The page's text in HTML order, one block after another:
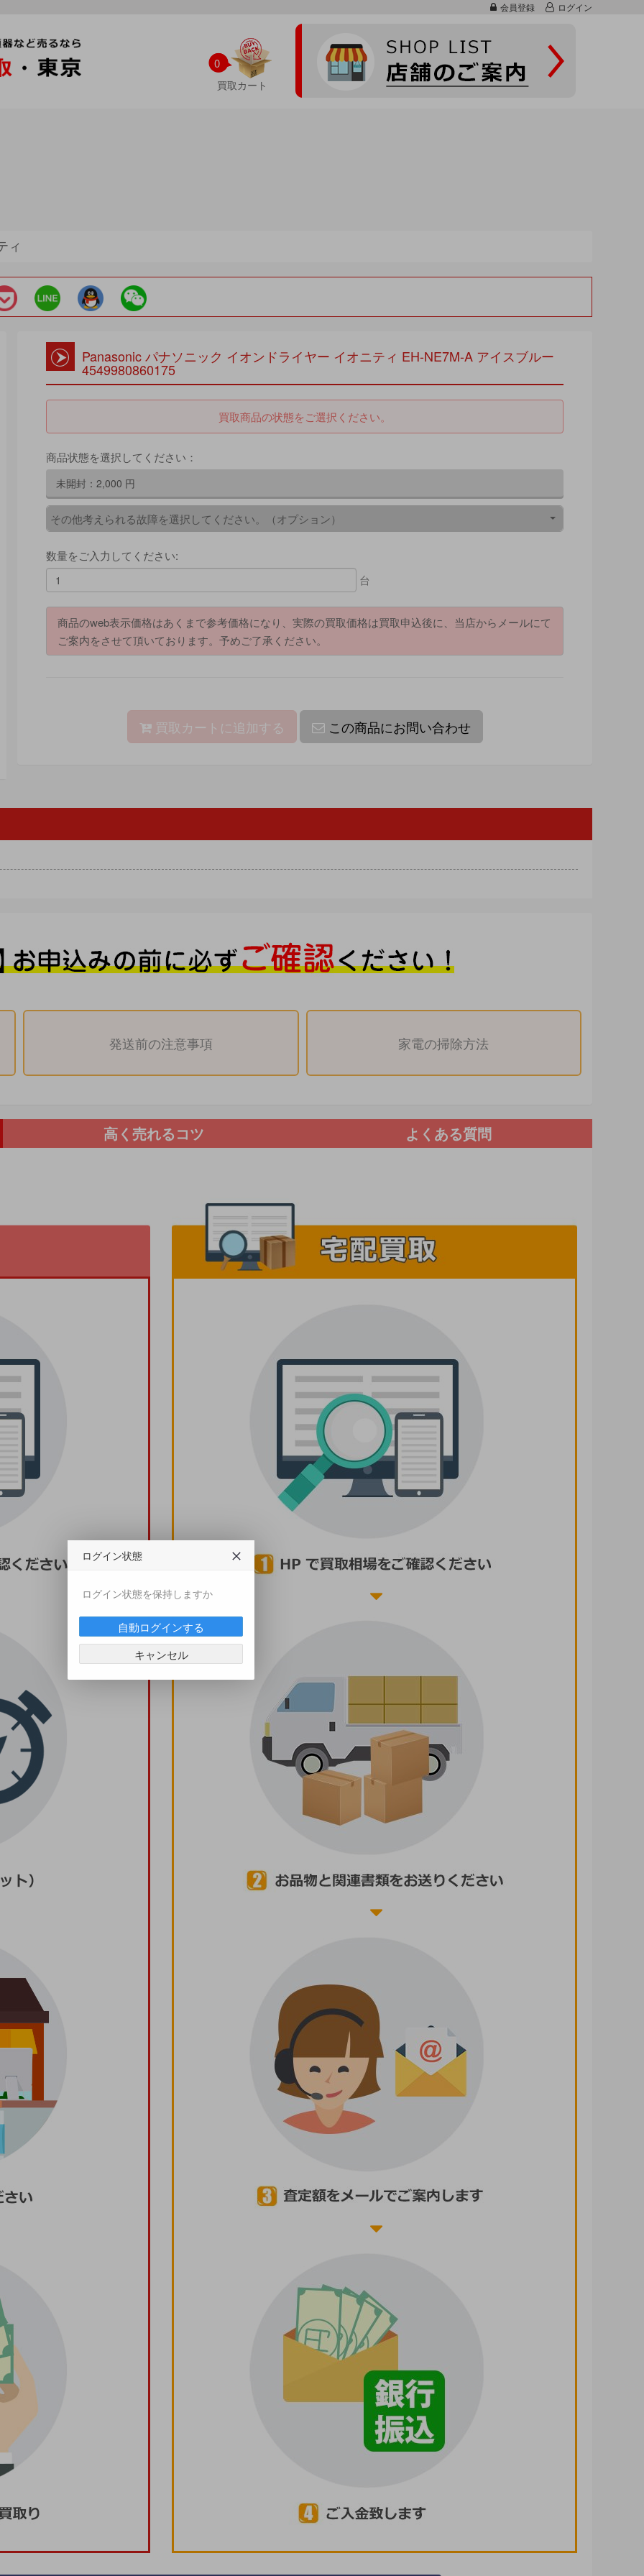
会員登録 ログイン
0
買取カート
ィ
Panasonic パナソニック イオンドライヤー イオニティ EH-NE7M-A アイスブルー
4549980860175
買取商品の状態をご選択ください。
商品状態を選択してください：
未開封： 2,000 円
その他考えられる故障を選択してください。（オプション）
数量をご入力してください:
台
商品のweb表示価格はあくまで参考価格になり、実際の買取価格は買取申込後に、当店からメールにて
ご案内をさせて頂いております。予めご了承ください。
買取カートに追加する この商品にお問い合わせ
発送前の注意事項 家電の掃除方法
高く売れるコツ よくある質問
ログイン状態
ログイン状態を保持しますか
自動ログインする
キャンセル